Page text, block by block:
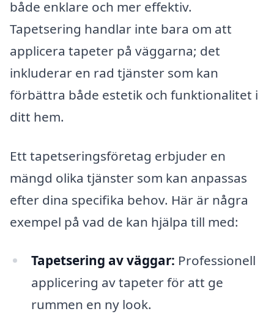
både enklare och mer effektiv.
Tapetsering handlar inte bara om att
applicera tapeter på väggarna; det
inkluderar en rad tjänster som kan
förbättra både estetik och funktionalitet i
ditt hem.
Ett tapetseringsföretag erbjuder en
mängd olika tjänster som kan anpassas
efter dina specifika behov. Här är några
exempel på vad de kan hjälpa till med:
Tapetsering av väggar: Professionell
applicering av tapeter för att ge
rummen en ny look.